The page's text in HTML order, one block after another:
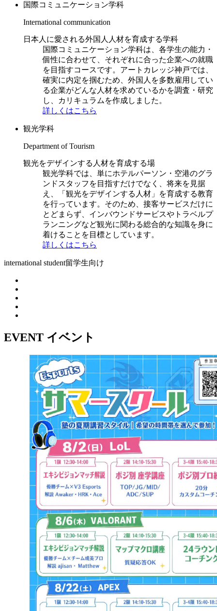
国際コミュニケーション学科
International communication
日本人に愛される外国人人材を育成する学科
国際コミュニケーション学科は、各学生の能力・
個性に合わせて、それぞれに合った企業への就職
を目指すコースです。アートカレッジ神戸では、
確実に内定を掴むため、外国人を多数雇用してい
る企業がどんな人材を求めているかを調査・研究
し、カリキュラムを作成しました。
詳しくはこちら
観光学科
Department of Tourism
観光をデザインする人材を育成する場
観光学科では、単にホテルパーソン・空港のグラ
ンドスタッフを目指すだけでなく、将来を見据
え、「観光をデザインする人材」を育成する教育
を行っています。そのため、接客サービスだけに
とどまらず、インバウンドサービスやトラベルプ
ランニングなど観光に関わる総合的な知識を身に
着けることを目標としています。
詳しくはこちら
international student留学生向け
EVENT イベント